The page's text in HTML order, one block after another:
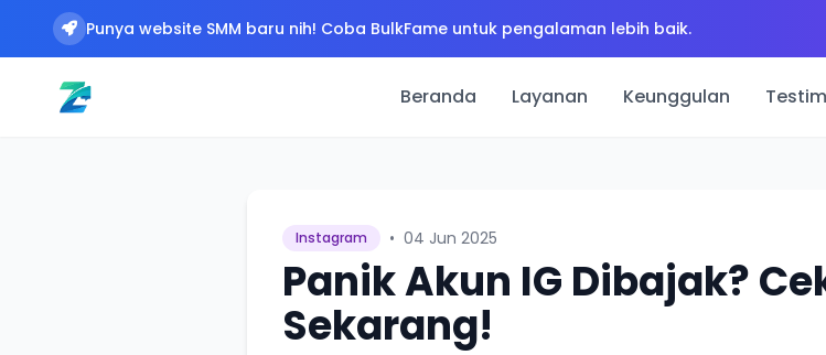
Punya website SMM baru nih! Coba BulkFame untuk pengalaman lebih baik.
Beranda Layanan Keunggulan
Instagram • 04 Jun 2025
Panik Akun IG Dibajak?
Sekarang!